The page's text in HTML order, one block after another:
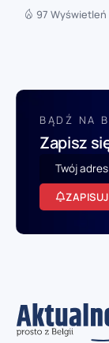
97 Wyświetleń
BĄDŹ NA
Zapisz